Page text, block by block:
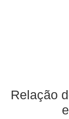
Relação